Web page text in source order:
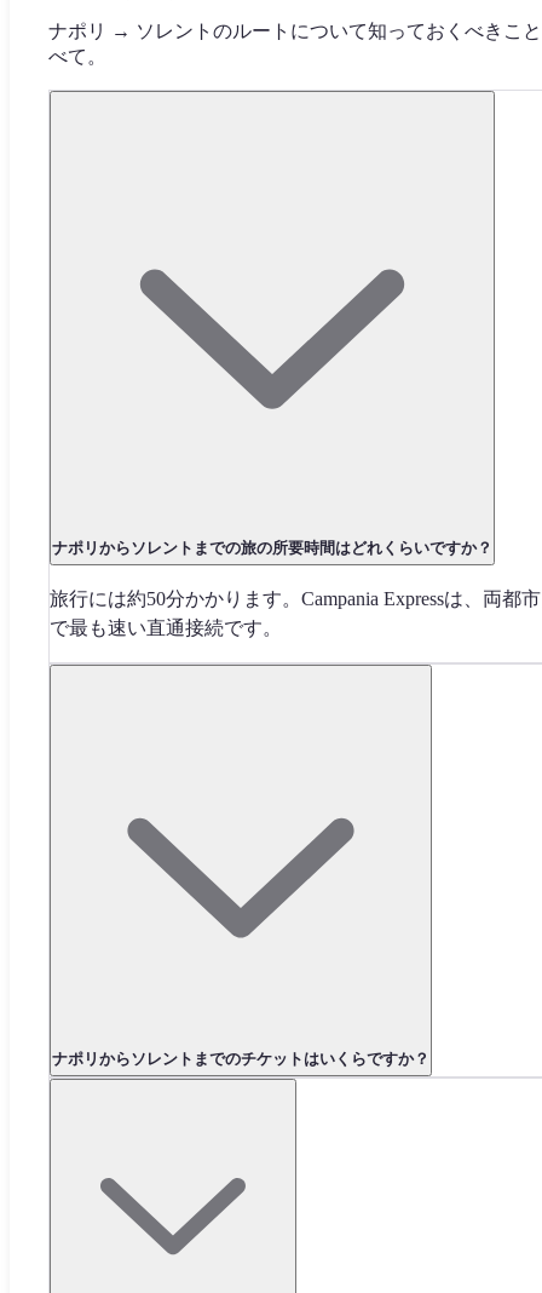
ナポリ → ソレントのルートについて知っておくべきこ
べて。
ナポリからソレントまでの旅の所要時間はどれくらいですか？
旅行には約50分かかります。Campania Expressは、両都
で最も速い直通接続です。
ナポリからソレントまでのチケットはいくらですか？